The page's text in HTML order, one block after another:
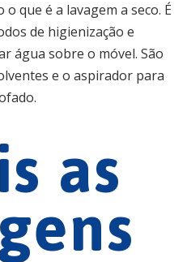
que é a lavagem a seco. É
de higienização e
água sobre o móvel. São
e o aspirador para
as